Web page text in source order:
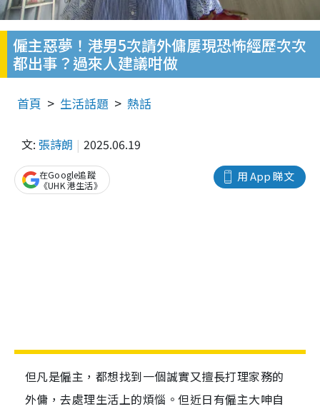
僱主惡夢！港男5次請外傭屢現恐怖經歷次次
都出事？過來人建議咁做
首頁 生活話題 熱話
文: 張詩朗 2025.06.19
用 App 睇文
在Google追蹤
《UHK 港生活》
但凡是僱主，都想找到一個誠實又擅長打理家務的
外傭，去處理生活上的煩惱。但近日有僱主大呻自